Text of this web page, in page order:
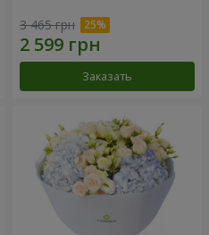
3 465 грн
Заказать